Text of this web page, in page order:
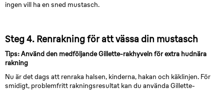
ingen vill ha en sned mustasch.
Steg 4. Renrakning för att vässa din mustasch
Tips: Använd den medföljande Gillette-rakhyveln för extra hudnära
rakning
Nu är det dags att renraka halsen, kinderna, hakan och käklinjen. För
smidigt, problemfritt rakningsresultat kan du använda Gillette-